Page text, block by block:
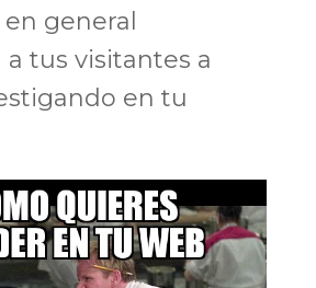
general
tus visitantes a
en tu